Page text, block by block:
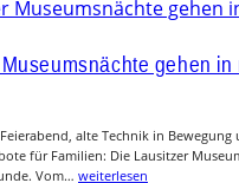
gehen in
alte Technik in Bewegung
für Familien: Die Lausitzer
Vom… weiterlesen